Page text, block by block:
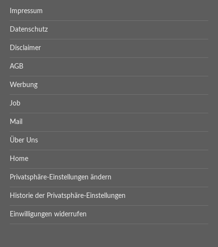
Impressum
Datenschutz
Disclaimer
AGB
Werbung
Job
Mail
Über Uns
Home
Privatsphäre-Einstellungen ändern
Historie der Privatsphäre-Einstellungen
Einwilligungen widerrufen